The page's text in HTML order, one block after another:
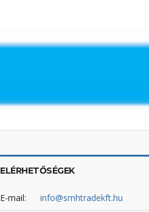
ELÉRHETŐSÉGEK
E-mail: info@smhtradekft.hu